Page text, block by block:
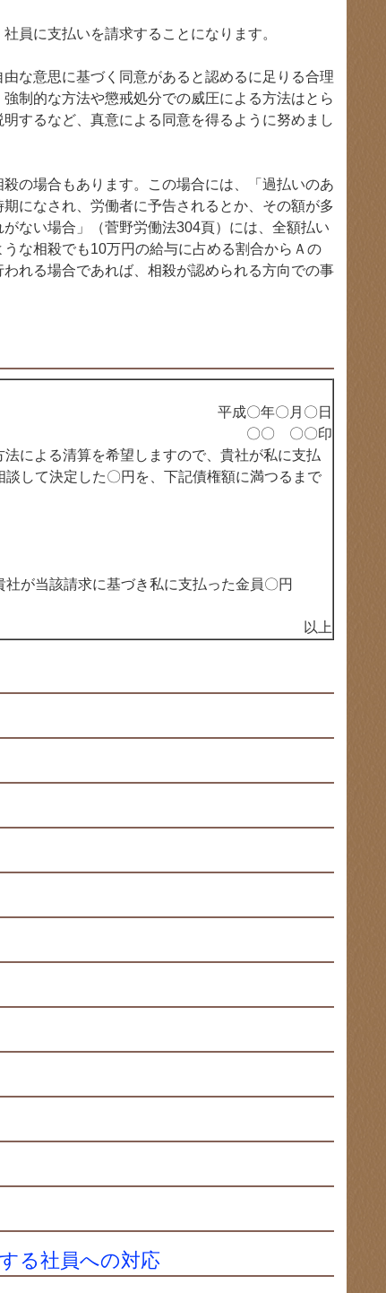
員に支払いを請求することになります。
な意思に基づく同意があると認めるに足りる合理
制的な方法や懲戒処分での威圧による方法はとら
するなど、真意による同意を得るように努めまし
の場合もあります。この場合には、「過払いのあ
になされ、労働者に予告されるとか、その額が多
ない場合」（菅野労働法304頁）には、全額払い
な相殺でも10万円の給与に占める割合からＡの
れる場合であれば、相殺が認められる方向での事
平成〇年〇月〇日
〇〇 〇〇印
による清算を希望しますので、貴社が私に支払
して決定した〇円を、下記債権額に満つるまで
が当該請求に基づき私に支払った金員〇円
以上
る社員への対応